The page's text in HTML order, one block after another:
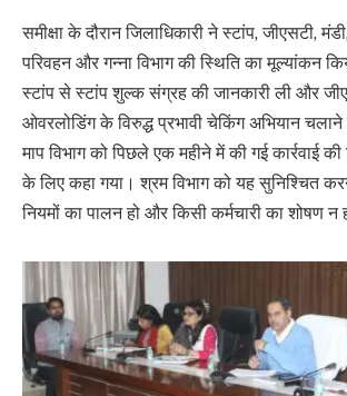
समीक्षा के दौरान जिलाधिकारी ने स्टांप, जीएसटी,
परिवहन और गन्ना विभाग की स्थिति का मूल्यांकन
स्टांप से स्टांप शुल्क संग्रह की जानकारी ली और
ओवरलोडिंग के विरुद्ध प्रभावी चेकिंग अभियान चलाने
माप विभाग को पिछले एक महीने में की गई कार्रवाई की
के लिए कहा गया। श्रम विभाग को यह सुनिश्चित
नियमों का पालन हो और किसी कर्मचारी का शोषण न